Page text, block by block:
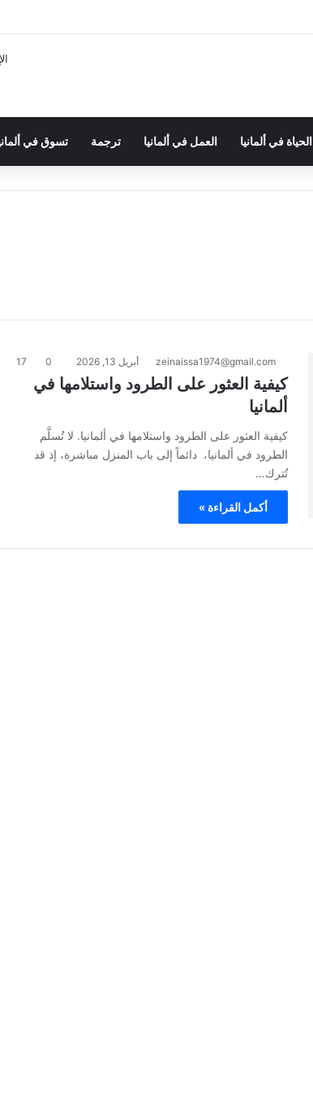
الحياة في ألمانيا العمل في ألمانيا ترجمة تسوق في
zeinaissa1974@gmail.com أبريل 13, 2026 0
17
كيفية العثور على الطرود واستلامها في
ألمانيا
كيفية العثور على الطرود واستلامها في ألمانيا. لا تُسلَّم
الطرود في ألمانيا، دائماً إلى باب المنزل مباشرة، إذ قد
تُترك…
أكمل القراءة »